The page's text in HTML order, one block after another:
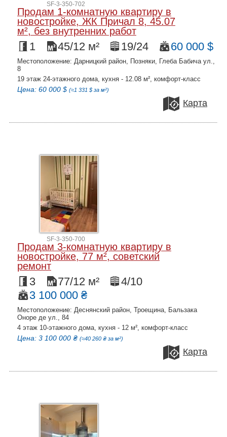
SF-3-350-702
Продам 1-комнатную квартиру в
новостройке, ЖК Причал 8, 45.07
м², без внутренних работ
1 45/12 м² 19/24 60 000 $
Местоположение: Дарницкий район, Позняки, Глеба Бабича ул.,
8
19 этаж 24-этажного дома, кухня - 12.08 м², комфорт-класс
Цена: 60 000 $ (≈1 331 $ за м²)
Карта
SF-3-350-700
Продам 3-комнатную квартиру в
новостройке, 77 м², советский
ремонт
3 77/12 м²
4/10
3 100 000 ₴
Местоположение: Деснянский район, Троещина, Бальзака
Оноре де ул., 84
4 этаж 10-этажного дома, кухня - 12 м², комфорт-класс
Цена: 3 100 000 ₴ (≈40 260 ₴ за м²)
Карта